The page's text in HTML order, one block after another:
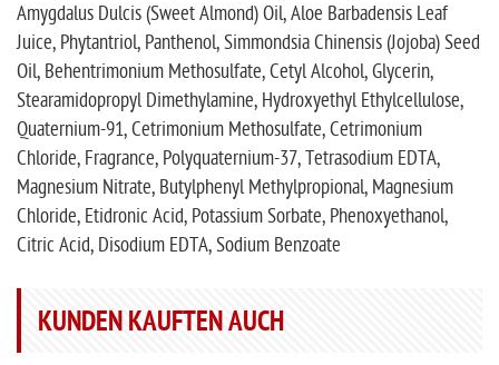
Amygdalus Dulcis (Sweet Almond) Oil, Aloe Barbadensis Leaf
Juice, Phytantriol, Panthenol, Simmondsia Chinensis (Jojoba) Seed
Oil, Behentrimonium Methosulfate, Cetyl Alcohol, Glycerin,
Stearamidopropyl Dimethylamine, Hydroxyethyl Ethylcellulose,
Quaternium-91, Cetrimonium Methosulfate, Cetrimonium
Chloride, Fragrance, Polyquaternium-37, Tetrasodium EDTA,
Magnesium Nitrate, Butylphenyl Methylpropional, Magnesium
Chloride, Etidronic Acid, Potassium Sorbate, Phenoxyethanol,
Citric Acid, Disodium EDTA, Sodium Benzoate
KUNDEN KAUFTEN AUCH